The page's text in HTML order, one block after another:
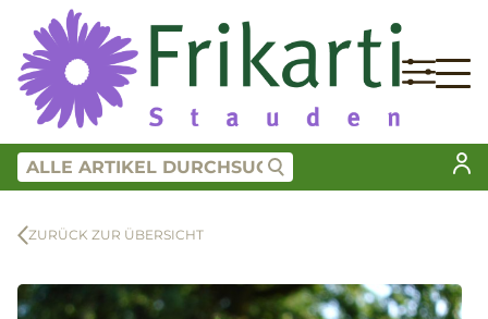
ZURÜCK ZUR ÜBERSICHT